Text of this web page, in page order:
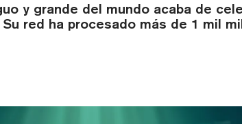
y grande del mundo acaba de
red ha procesado más de 1 mil